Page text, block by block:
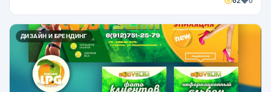
ДИЗАЙН И БРЕНДИНГ